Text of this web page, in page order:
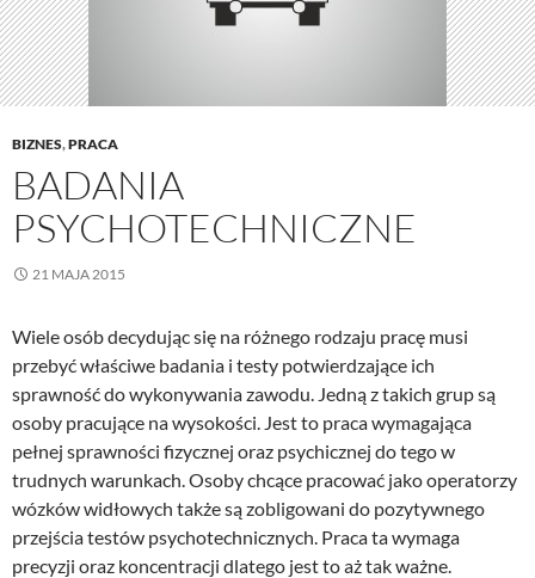
BIZNES,PRACA
BADANIA
PSYCHOTECHNICZNE
21 MAJA 2015
Wiele osób decydując się na różnego rodzaju pracę musi
przebyć właściwe badania i testy potwierdzające ich
sprawność do wykonywania zawodu. Jedną z takich grup są
osoby pracujące na wysokości. Jest to praca wymagająca
pełnej sprawności fizycznej oraz psychicznej do tego w
trudnych warunkach. Osoby chcące pracować jako operatorzy
wózków widłowych także są zobligowani do pozytywnego
przejścia testów psychotechnicznych. Praca ta wymaga
precyzji oraz koncentracji dlatego jest to aż tak ważne.